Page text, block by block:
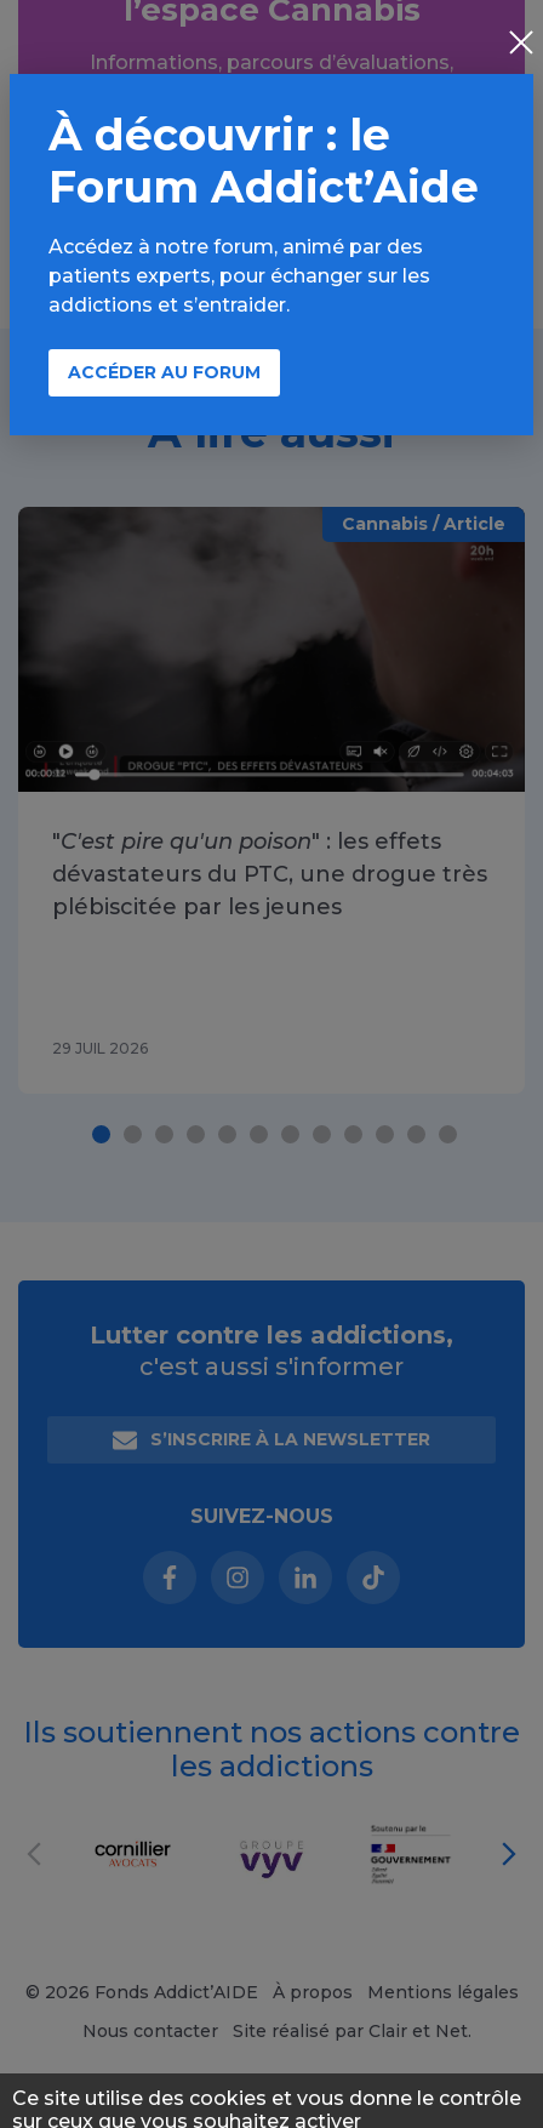
l’espace Cannabis
Informations, parcours d’évaluations,
ressources, actualités...
Découvrir
À lire aussi
Cannabis / Article
"C'est pire qu'un poison" : les effets
dévastateurs du PTC, une drogue très
plébiscitée par les jeunes
29 JUIL 2026
À découvrir : le
Forum Addict’Aide
Accédez à notre forum, animé par des
patients experts, pour échanger sur les
addictions et s’entraider.
ACCÉDER AU FORUM
Lutter contre les addictions,
c'est aussi s'informer
S’INSCRIRE À LA NEWSLETTER
SUIVEZ-NOUS
Facebook (nouvelle fenêtre)
Instagram (nouvelle fenêtre)
Linkedin (nouvelle
Tiktok (nouvelle
Ils soutiennent nos actions contre
les addictions
© 2026 Fonds Addict’AIDE À propos
Mentions légales
Nous contacter
Site réalisé par Clair et Net.
Ce site utilise des cookies et vous donne le contrôle
sur ceux que vous souhaitez activer